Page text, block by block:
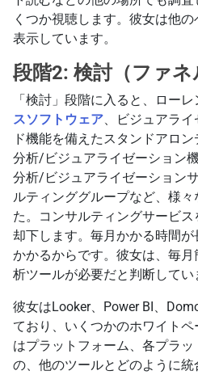
くつか視聴します。彼女は他
表示しています。
段階2: 検討（ファネ
「検討」段階に入ると、ローレ
スソフトウェア、ビジュアラ
ド機能を備えたスタンドアロ
分析/ビジュアライゼーション
分析/ビジュアライゼーション
ルティンググループなど、様
た。コンサルティングサービ
却下します。毎月かかる時間
かかるからです。彼女は、毎
析ツールが必要だと判断してい
彼女はLooker、Power BI、
ており、いくつかのホワイト
はプラットフォーム、各プラ
の、他のツールとどのように